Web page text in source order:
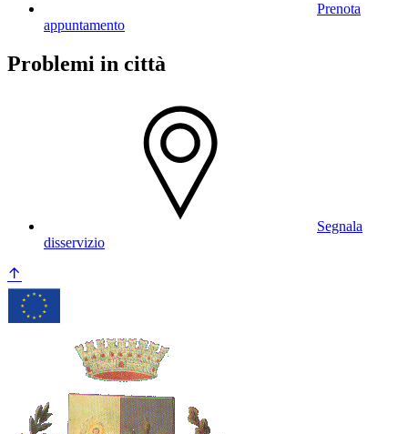
Prenota
appuntamento
Problemi in città
Segnala
disservizio